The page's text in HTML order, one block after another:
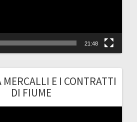
21:48
MERCALLI E I CONTRATTI
DI FIUME